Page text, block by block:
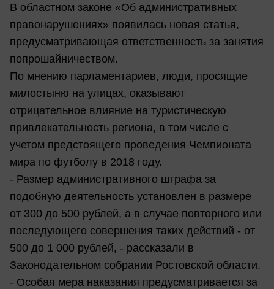
В областном законе «Об административных
правонарушениях» появилась новая статья,
предусматривающая ответственность за занятия
попрошайничеством.
По мнению парламентариев, люди, просящие
милостыню на улицах, оказывают
отрицательное влияние на туристическую
привлекательность региона, в том числе с
учетом предстоящего проведения Чемпионата
мира по футболу в 2018 году.
- Размер административного штрафа за
подобную деятельность установлен в размере
от 300 до 500 рублей, а в случае повторного или
последующего совершения таких действий - от
500 до 1 000 рублей, - рассказали в
Законодательном собрании Ростовской области.
- Особая мера наказания предусматривается за